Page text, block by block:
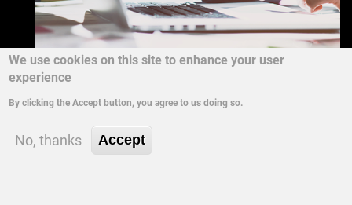
Texto
We use cookies on this site to enhance your user
experience
By clicking the Accept button, you agree to us doing so.
No, thanks Accept